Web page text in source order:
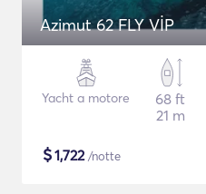
Azimut 62 FLY VİP
Yacht a motore
68 ft
21 m
$1,722/notte